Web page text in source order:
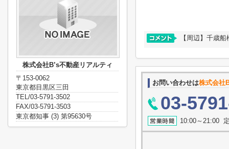
【周辺】千歳船
お問い合わせは株式会社
03-
10:00～21:00
株式会社B’s不動産リアルティ
〒153-0062
東京都目黒区三田
TEL/03-5791-3502
FAX/03-5791-3503
東京都知事 (3) 第95630号